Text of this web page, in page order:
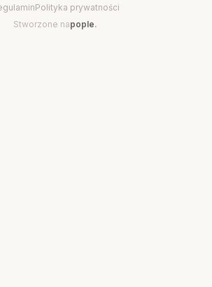
Polityka prywatności
Stworzone napople.